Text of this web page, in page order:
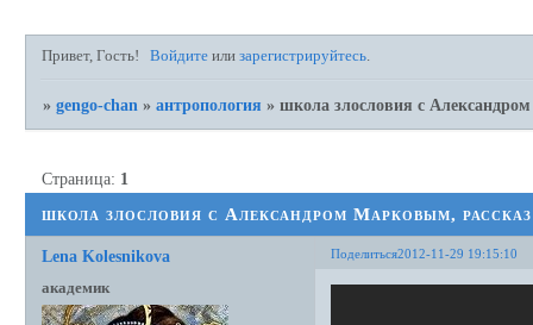
Привет, Гость! Войдите илизарегистрируйтесь.
»gengo-chan »антропология »школа злословия с
школа злословия с Александром Марковым,
Страница: 1
Поделиться2012-11-29 19:15:10
Lena Kolesnikova
академик